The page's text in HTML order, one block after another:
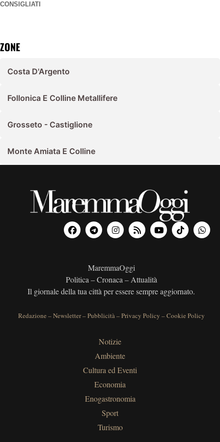
CONSIGLIATI
ZONE
Costa D'Argento
Follonica E Colline Metallifere
Grosseto - Castiglione
Monte Amiata E Colline
MaremmaOggi
Politica – Cronaca – Attualità
Il giornale della tua città per essere sempre aggiornato.
Redazione –Newsletter–Pubblicità–Privacy Policy –Cookie Policy
Notizie
Ambiente
Cultura ed Eventi
Economia
Enogastronomia
Sport
Turismo